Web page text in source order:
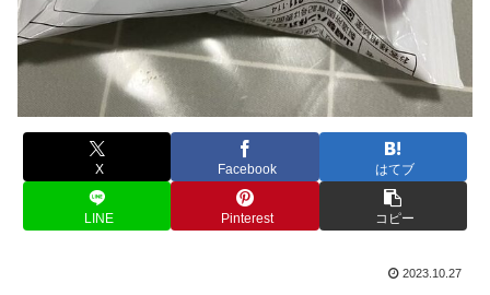
X Facebook はてブ
LINE Pinterest コピー
2023.10.27